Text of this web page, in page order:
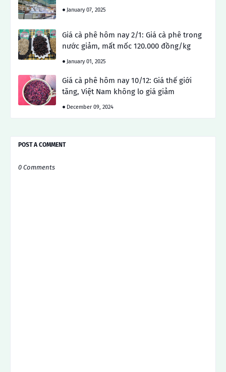
January 07, 2025
Giá cà phê hôm nay 2/1: Giá cà phê trong
nước giảm, mất mốc 120.000 đồng/kg
January 01, 2025
Giá cà phê hôm nay 10/12: Giá thế giới
tăng, Việt Nam không lo giá giảm
December 09, 2024
POST A COMMENT
0 Comments